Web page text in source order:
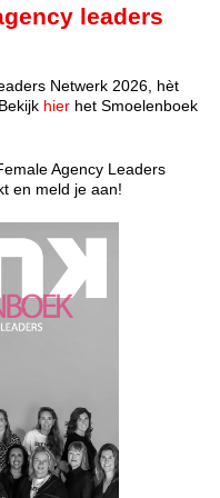
leaders
Netwerk 2026, hèt
hier het Smoelenboek
Agency Leaders
en meld je aan!